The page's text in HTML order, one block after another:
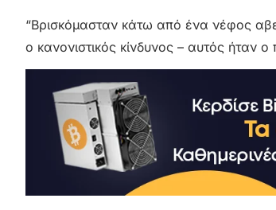
“Βρισκόμασταν κάτω από ένα νέφος
ο κανονιστικός κίνδυνος – αυτός ήταν ο